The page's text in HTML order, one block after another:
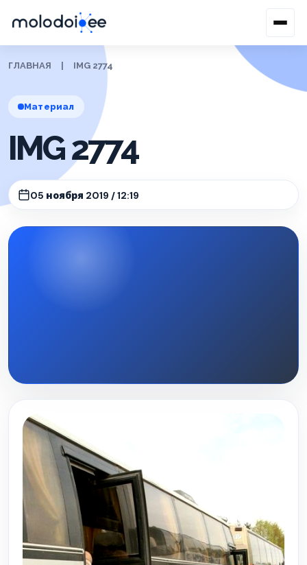
ГЛАВНАЯ IMG 2774
Материал
IMG 2774
05 ноября 2019 / 12:19